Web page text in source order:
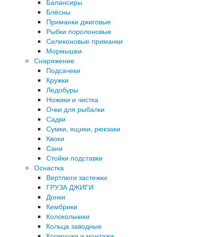
Балансиры
Блёсны
Приманки джиговые
Рыбки поролоновые
Силиконовые приманки
Мормышки
Снаряжение
Подсачеки
Кружки
Ледобуры
Ножики и чистка
Очки для рыбалки
Садки
Сумки, ящики, рюкзаки
Квоки
Сани
Стойки подставки
Оснастка
Вертлюги застежки
ГРУЗА ДЖИГИ
Донки
Кембрики
Колокольчики
Кольца заводные